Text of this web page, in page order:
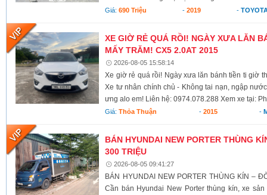
Giá:690 Triệu -2019 -
XE GIỜ RẺ QUÁ RỒI! NGÀY XƯA LĂN
MẤY TRĂM! CX5 2.0AT 2015
2026-08-05 15:58:14
Xe giờ rẻ quá rồi! Ngày xưa lăn bánh tiền ti giờ
Xe tư nhân chính chủ - Không tai nạn, ngập
ưng alo em! Liên hệ: 0974.078.288 Xem xe tại:
Giá:Thỏa Thuận - 2015 -
BÁN HYUNDAI NEW PORTER THÙNG
300 TRIỆU
2026-08-05 09:41:27
BÁN HYUNDAI NEW PORTER THÙNG KÍN –
Cần bán Hyundai New Porter thùng kín, xe